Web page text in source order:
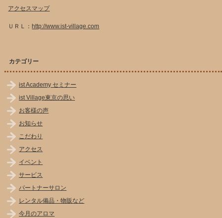
アクセスマップ
ＵＲＬ：http://www.ist-village.com
カテゴリー
ist Academy セミナー
ist Village東京の思い
お客様の声
お知らせ
こだわり
アクセス
イベント
サービス
パートナーサロン
レンタル備品・物販など
今月のアロマ